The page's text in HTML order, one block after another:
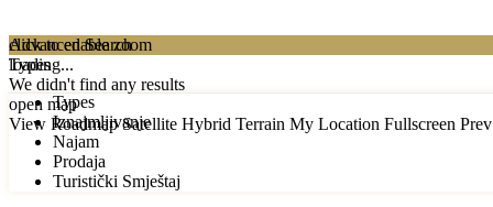
click to enable zoom
loading...
We didn't find any results
open map
View Roadmap Satellite Hybrid Terrain My Location Fullscreen Prev
Advanced Search
Types
Types
Iznajmljivanje
Najam
Prodaja
Turistički Smještaj